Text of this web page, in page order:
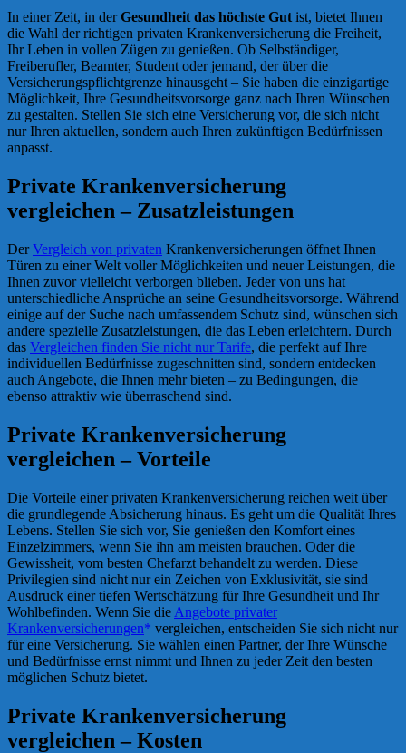
In einer Zeit, in derGesundheit das höchste Gut ist, bietet Ihnen
die Wahl der richtigen privaten Krankenversicherung die Freiheit,
Ihr Leben in vollen Zügen zu genießen. Ob Selbständiger,
Freiberufler, Beamter, Student oder jemand, der über die
Versicherungspflichtgrenze hinausgeht – Sie haben die einzigartige
Möglichkeit, Ihre Gesundheitsvorsorge ganz nach Ihren Wünschen
zu gestalten. Stellen Sie sich eine Versicherung vor, die sich nicht
nur Ihren aktuellen, sondern auch Ihren zukünftigen Bedürfnissen
anpasst.
Private Krankenversicherung
vergleichen – Zusatzleistungen
DerVergleich von privaten Krankenversicherungen öffnet Ihnen
Türen zu einer Welt voller Möglichkeiten und neuer Leistungen, die
Ihnen zuvor vielleicht verborgen blieben. Jeder von uns hat
unterschiedliche Ansprüche an seine Gesundheitsvorsorge. Während
einige auf der Suche nach umfassendem Schutz sind, wünschen sich
andere spezielle Zusatzleistungen, die das Leben erleichtern. Durch
das Vergleichen finden Sie nicht nur Tarife, die perfekt auf Ihre
individuellen Bedürfnisse zugeschnitten sind, sondern entdecken
auch Angebote, die Ihnen mehr bieten – zu Bedingungen, die
ebenso attraktiv wie überraschend sind.
Private Krankenversicherung
vergleichen – Vorteile
Die Vorteile einer privaten Krankenversicherung reichen weit über
die grundlegende Absicherung hinaus. Es geht um die Qualität Ihres
Lebens. Stellen Sie sich vor, Sie genießen den Komfort eines
Einzelzimmers, wenn Sie ihn am meisten brauchen. Oder die
Gewissheit, vom besten Chefarzt behandelt zu werden. Diese
Privilegien sind nicht nur ein Zeichen von Exklusivität, sie sind
Ausdruck einer tiefen Wertschätzung für Ihre Gesundheit und Ihr
Wohlbefinden. Wenn Sie die Angebote privater
Krankenversicherungen
vergleichen, entscheiden Sie sich nicht nur
für eine Versicherung. Sie wählen einen Partner, der Ihre Wünsche
und Bedürfnisse ernst nimmt und Ihnen zu jeder Zeit den besten
möglichen Schutz bietet.
Private Krankenversicherung
vergleichen – Kosten